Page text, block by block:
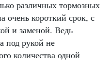
различных тормозных
очень короткий срок, с
и заменой. Ведь
под рукой не
количества одной